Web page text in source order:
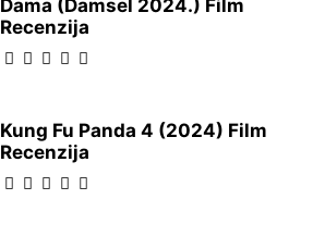
Dama (Damsel 2024.) Film
Recenzija
Kung Fu Panda 4 (2024) Film
Recenzija